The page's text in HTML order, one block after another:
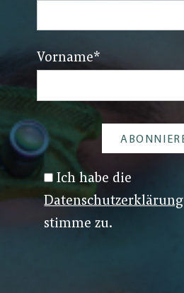
Vorname*
Ich habe die
Datenschutzerklärung
stimme zu.